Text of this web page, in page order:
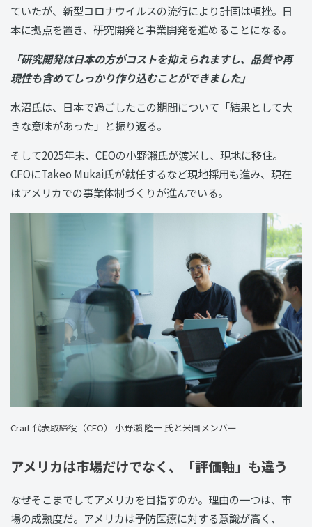
ていたが、新型コロナウイルスの流行により計画は頓挫。日
本に拠点を置き、研究開発と事業開発を進めることになる。
「研究開発は日本の方がコストを抑えられますし、品質や再
現性も含めてしっかり作り込むことができました」
水沼氏は、日本で過ごしたこの期間について「結果として大
きな意味があった」と振り返る。
そして2025年末、CEOの小野瀨氏が渡米し、現地に移住。
CFOにTakeo Mukai氏が就任するなど現地採用も進み、現在
はアメリカでの事業体制づくりが進んでいる。
Craif 代表取締役（CEO） 小野瀨 隆一 氏と米国メンバー
アメリカは市場だけでなく、「評価軸」も違う
なぜそこまでしてアメリカを目指すのか。理由の一つは、市
場の成熟度だ。アメリカは予防医療に対する意識が高く、